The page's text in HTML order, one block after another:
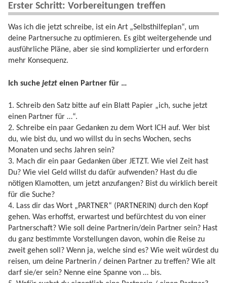
Erster Schritt: Vorbereitungen treffen
Was ich die jetzt schreibe, ist ein Art „Selbsthilfeplan“, um
deine Partnersuche zu optimieren. Es gibt weitergehende und
ausführliche Pläne, aber sie sind komplizierter und erfordern
mehr Konsequenz.
Ich suche jetzt einen Partner für …
1. Schreib den Satz bitte auf ein Blatt Papier „ich, suche jetzt
einen Partner für …“.
2. Schreibe ein paar Gedanken zu dem Wort ICH auf. Wer bist
du, wie bist du, und wo willst du in sechs Wochen, sechs
Monaten und sechs Jahren sein?
3. Mach dir ein paar Gedanken über JETZT. Wie viel Zeit hast
Du? Wie viel Geld willst du dafür aufwenden? Hast du die
nötigen Klamotten, um jetzt anzufangen? Bist du wirklich bereit
für die Suche?
4. Lass dir das Wort „PARTNER“ (PARTNERIN) durch den Kopf
gehen. Was erhoffst, erwartest und befürchtest du von einer
Partnerschaft? Wie soll deine Partnerin/dein Partner sein? Hast
du ganz bestimmte Vorstellungen davon, wohin die Reise zu
zweit gehen soll? Wenn ja, welche sind es? Wie weit würdest du
reisen, um deine Partnerin / deinen Partner zu treffen? Wie alt
darf sie/er sein? Nenne eine Spanne von … bis.